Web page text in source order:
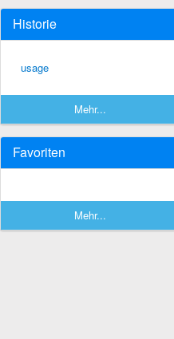
Historie
usage
Mehr...
Favoriten
Mehr...